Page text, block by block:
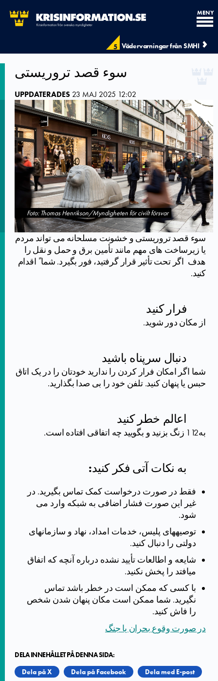
5 Vädervarningar från SMHI
MENY
سوء قصد تروریستی
UPPDATERADES 23 MAJ 2025 12:02
Foto: Thomas Henrikson/Myndigheten för civilt försvar
سوء قصد تروریستی و خشونت مسلحانه می تواند مردم
یا زیرساخت های مهم مانند تأمین برق و حمل و نقل را
هدف اگر تحت تأثیر قرار گرفتید، فور بگیرد. شما ً اقدام
کنید.
فرار کنید
از مکان دور شوید.
دنبال سرپناه باشید
شما اگر امکان فرار کردن را ندارید خودتان را در یک اتاق
حبس یا پنهان کنید. تلفن خود را بی صدا بگذارید.
اعالم خطر کنید
به 112 زنگ بزنید و بگویید چه اتفاقی افتاده است.
به نکات آتی فکر کنید:
فقط در صورت درخواست کمک تماس بگیرید. در
غیر این صورت فشار اضافی به شبکه وارد می
شود.
توصیههای پلیس، خدمات امداد، نهاد و سازمانهای
دولتی را دنبال کنید.
شایعه و اطالعات تأیید نشده درباره آنچه که اتفاق
میافتد را پخش نکنید.
با کسی که ممکن است در خطر باشد تماس
نگیرید. شما ممکن است مکان پنهان شدن شخص
را فاش کنید.
در صورت وقوع بحران یا جنگ
DELA INNEHÅLLET PÅ DENNA SIDA:
Dela på X
Dela på Facebook Dela med E-post